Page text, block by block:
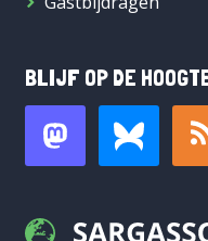
BLIJF OP DE